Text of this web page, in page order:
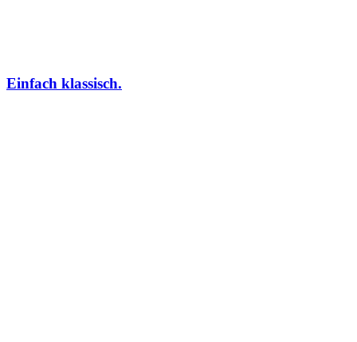
Einfach klassisch.